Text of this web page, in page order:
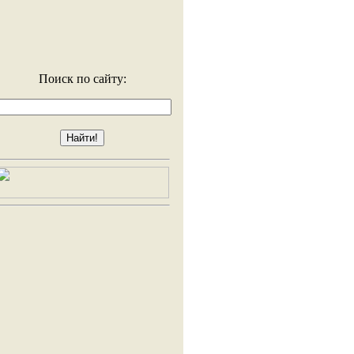
Поиск по сайту: